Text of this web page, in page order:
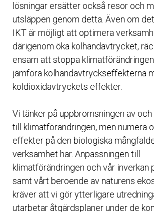
lösningar ersätter också resor och
utsläppen genom detta. Även om
IKT är möjligt att optimera
därigenom öka kolhandavtrycket,
ensam att stoppa
jämföra kolhandavtryckseffekterna
koldioxidavtryckets effekter.
Vi tänker på uppbromsningen av
till klimatförändringen, men numera
effekter på den biologiska
verksamhet har. Anpassningen till
klimatförändringen och vår inverkan
samt vårt beroende av naturens
kräver att vi gör ytterligare
utarbetar åtgärdsplaner under de